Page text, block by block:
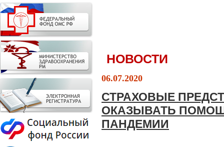
НОВОСТИ
06.07.2020
СТРАХОВЫЕ
ОКАЗЫВАТЬ
ПАНДЕМИИ